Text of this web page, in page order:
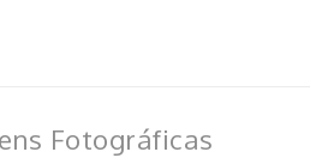
Fotográficas